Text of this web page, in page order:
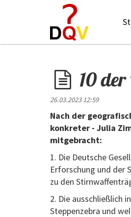
10
26.03.2023 12:59
Nach der
konkreter - Julia
mitgebracht:
1. Die Deutsche
Erforschung und der
zu den
2. Die ausschließlich
Steppenzebra und